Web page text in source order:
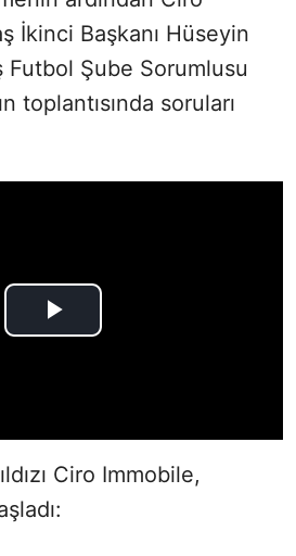
İkinci Başkanı Hüseyin
Futbol Şube Sorumlusu
toplantısında soruları
Ciro Immobile,